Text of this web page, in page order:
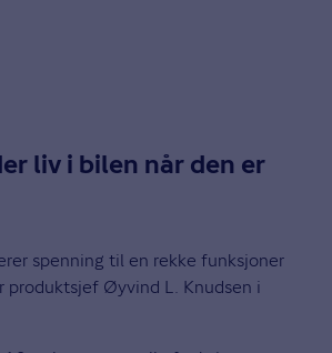
liv i bilen når den er
spenning til en rekke funksjoner
produktsjef Øyvind L. Knudsen i